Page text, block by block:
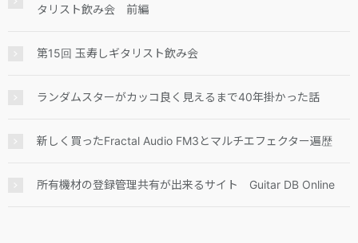
タリスト飲み会 前編
第15回 玉寿しギタリスト飲み会
ランダムスターがカッコ良く見えるまで40年掛かった話
新しく買ったFractal Audio FM3とマルチエフェクター遍歴
所有機材の登録管理共有が出来るサイト Guitar DB Online